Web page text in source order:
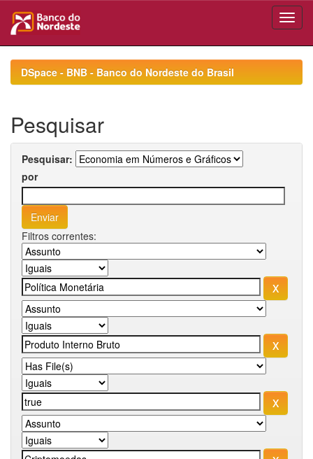
navigationDSpace - BNB - Banco do Nordeste do Brasil
Pesquisar
Pesquisar:
por
Filtros correntes: